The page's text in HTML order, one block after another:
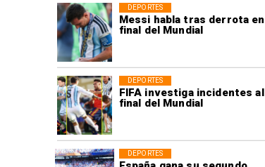
Messi habla tras derrota en
final del Mundial
DEPORTES
FIFA investiga incidentes al
final del Mundial
DEPORTES
DEPORTES